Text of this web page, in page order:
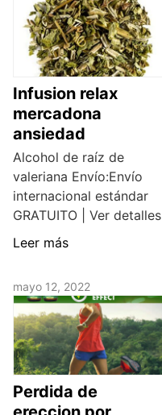
Infusion relax
mercadona
ansiedad
Alcohol de raíz de
valeriana Envío:Envío
internacional estándar
GRATUITO | Ver detalles
Leer más
mayo 12, 2022
Perdida de